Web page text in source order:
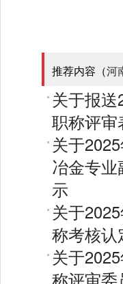
推荐内容（河
关于报
职称评审
关于
冶金专
示
关于
称考核
关于
称评审委